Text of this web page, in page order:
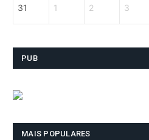
31 1 2 3
PUB
MAIS POPULARES